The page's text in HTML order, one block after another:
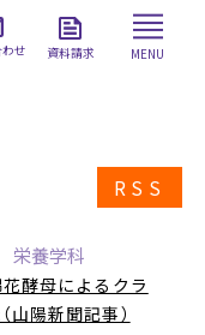
せ 資料請求 MENU
RSS
栄養学科
酵母によるクラ
陽新聞記事）